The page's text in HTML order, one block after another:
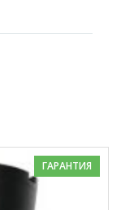
ГАРАНТИЯ